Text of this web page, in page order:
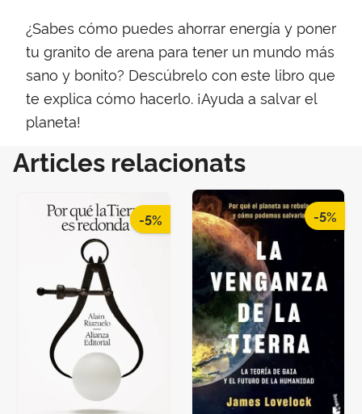
¿Sabes cómo puedes ahorrar energía y poner
tu granito de arena para tener un mundo más
sano y bonito? Descúbrelo con este libro que
te explica cómo hacerlo. ¡Ayuda a salvar el
planeta!
Articles relacionats
-5% -5%